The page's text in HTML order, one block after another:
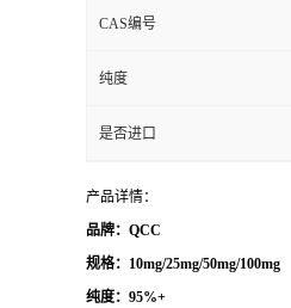
CAS编号
纯度
是否进口
产品详情：
品牌：QCC
规格：10mg/25mg/50mg/100mg
纯度：95%+